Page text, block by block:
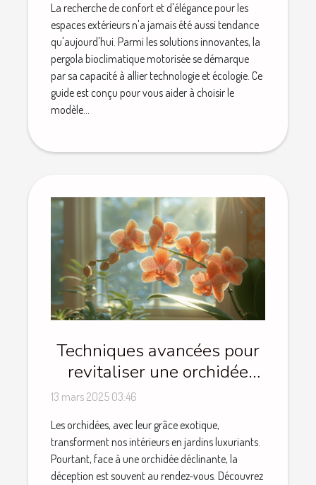
La recherche de confort et d'élégance pour les
espaces extérieurs n'a jamais été aussi tendance
qu'aujourd'hui. Parmi les solutions innovantes, la
pergola bioclimatique motorisée se démarque
par sa capacité à allier technologie et écologie. Ce
guide est conçu pour vous aider à choisir le
modèle...
Techniques avancées pour
revitaliser une orchidée
déclinante
13 mars 2025 03:46
Les orchidées, avec leur grâce exotique,
transforment nos intérieurs en jardins luxuriants.
Pourtant, face à une orchidée déclinante, la
déception est souvent au rendez-vous. Découvrez